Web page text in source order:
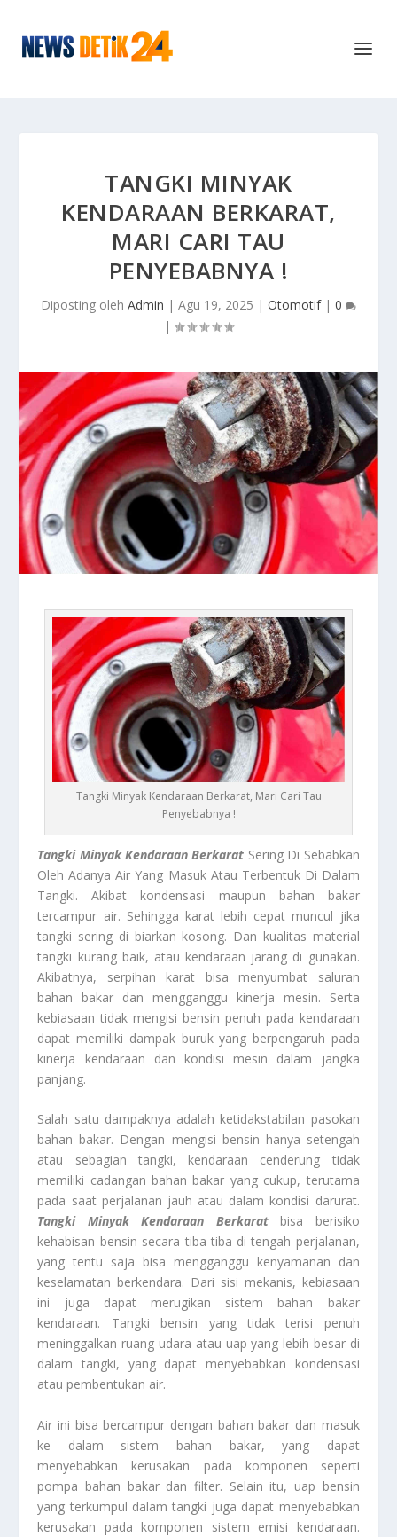
TANGKI MINYAK
KENDARAAN BERKARAT,
MARI CARI TAU
PENYEBABNYA !
Diposting oleh Admin | Agu 19, 2025 | Otomotif| 0
|
Tangki Minyak Kendaraan Berkarat, Mari Cari Tau
Penyebabnya !
Tangki Minyak Kendaraan Berkarat Sering Di Sebabkan
Oleh Adanya Air Yang Masuk Atau Terbentuk Di Dalam
Tangki. Akibat kondensasi maupun bahan bakar
tercampur air. Sehingga karat lebih cepat muncul jika
tangki sering di biarkan kosong. Dan kualitas material
tangki kurang baik, atau kendaraan jarang di gunakan.
Akibatnya, serpihan karat bisa menyumbat saluran
bahan bakar dan mengganggu kinerja mesin. Serta
kebiasaan tidak mengisi bensin penuh pada kendaraan
dapat memiliki dampak buruk yang berpengaruh pada
kinerja kendaraan dan kondisi mesin dalam jangka
panjang.
Salah satu dampaknya adalah ketidakstabilan pasokan
bahan bakar. Dengan mengisi bensin hanya setengah
atau sebagian tangki, kendaraan cenderung tidak
memiliki cadangan bahan bakar yang cukup, terutama
pada saat perjalanan jauh atau dalam kondisi darurat.
Tangki Minyak Kendaraan Berkaratbisa berisiko
kehabisan bensin secara tiba-tiba di tengah perjalanan,
yang tentu saja bisa mengganggu kenyamanan dan
keselamatan berkendara. Dari sisi mekanis, kebiasaan
ini juga dapat merugikan sistem bahan bakar
kendaraan. Tangki bensin yang tidak terisi penuh
meninggalkan ruang udara atau uap yang lebih besar di
dalam tangki, yang dapat menyebabkan kondensasi
atau pembentukan air.
Air ini bisa bercampur dengan bahan bakar dan masuk
ke dalam sistem bahan bakar, yang dapat
menyebabkan kerusakan pada komponen seperti
pompa bahan bakar dan filter. Selain itu, uap bensin
yang terkumpul dalam tangki juga dapat menyebabkan
kerusakan pada komponen sistem emisi kendaraan.